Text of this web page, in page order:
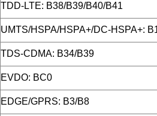
TDD-LTE: B38/B39/B40/B41
UMTS/HSPA/HSPA+/DC-HSPA+:
TDS-CDMA: B34/B39
EVDO: BC0
EDGE/GPRS: B3/B8